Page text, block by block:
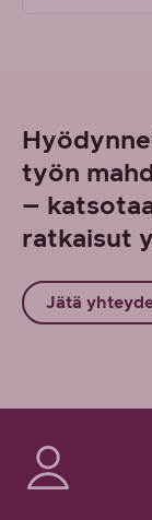
työn
–
ratkaisut
Jätä